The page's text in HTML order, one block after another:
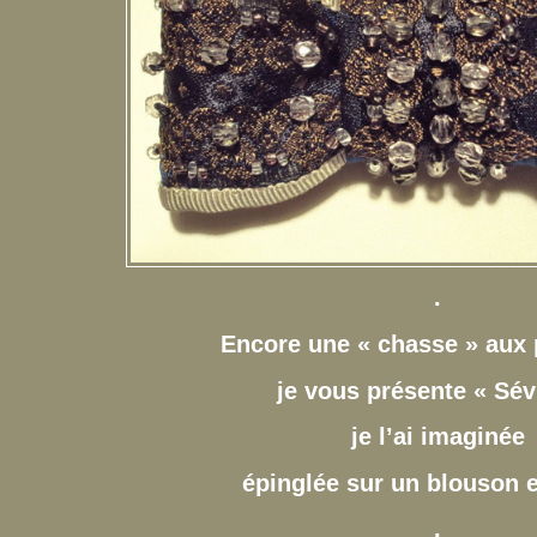
.
Encore une « chasse »
je vous présente «
je l’ai imaginée
épinglée sur un blouson
.